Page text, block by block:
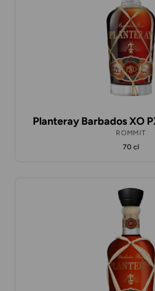
Planteray Barbados XO
ROMMIT
70 cl